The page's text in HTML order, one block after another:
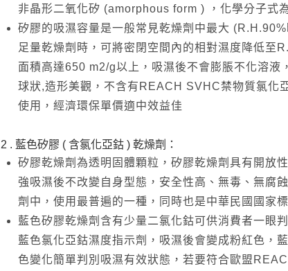
非晶形二氧化矽 (amorphous form ) ，化學分子式
矽膠的吸濕容量是一般常見乾燥劑中最大
足量乾燥劑時，可將密閉空間內的相對濕度降低至
面積高達650 m2/g以上，吸濕後不會膨脹不化溶液
球狀,造形美觀，不含有REACH SVHC禁物質氯化
使用，經濟環保單價適中效益佳
2 . 藍色矽膠 ( 含氯化亞鈷 ) 乾燥劑：
矽膠乾燥劑為透明固體顆粒，矽膠乾燥劑具有開放
強吸濕後不改變自身型態，安全性高、無毒、無腐
劑中，使用最普遍的一種，同時也是中華民國國家
藍色矽膠乾燥劑含有少量二氯化鈷可供消費者一眼
藍色氯化亞鈷濕度指示劑，吸濕後會變成粉紅色，
色變化簡單判別吸濕有效狀態，若要符合歐盟